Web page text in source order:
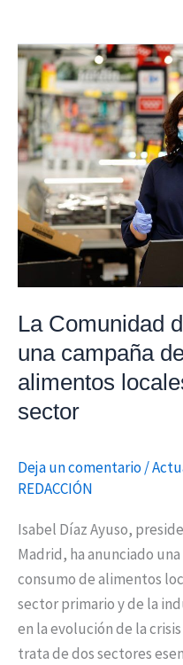
La Comunidad
una campaña
alimentos
sector
Deja un comentario/
REDACCIÓN
Isabel Díaz Ayuso,
Madrid, ha anunciado
consumo de alimentos
sector primario y de la
en la evolución de la
trata de dos sectores
La
Comunidad
de
Madrid
promueve
una
campaña
del
consumo
locales
en
apoyo
al